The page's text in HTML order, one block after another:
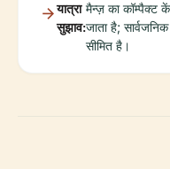
यात्रा
सुझाव:
मैन्ज़ का कॉम्पैक्ट
जाता है;
सीमित है।